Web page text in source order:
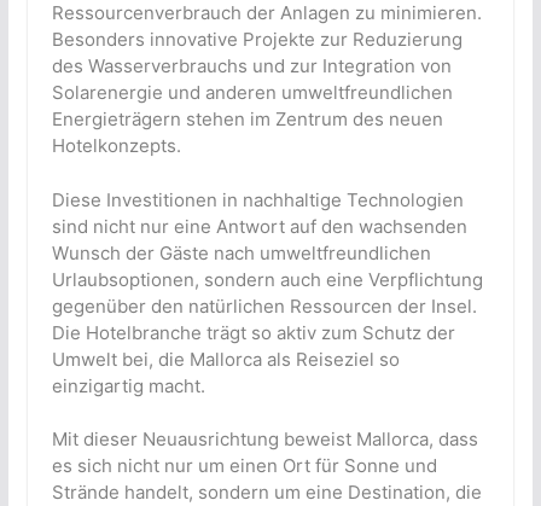
Ressourcenverbrauch der Anlagen zu minimieren.
Besonders innovative Projekte zur Reduzierung
des Wasserverbrauchs und zur Integration von
Solarenergie und anderen umweltfreundlichen
Energieträgern stehen im Zentrum des neuen
Hotelkonzepts.
Diese Investitionen in nachhaltige Technologien
sind nicht nur eine Antwort auf den wachsenden
Wunsch der Gäste nach umweltfreundlichen
Urlaubsoptionen, sondern auch eine Verpflichtung
gegenüber den natürlichen Ressourcen der Insel.
Die Hotelbranche trägt so aktiv zum Schutz der
Umwelt bei, die Mallorca als Reiseziel so
einzigartig macht.
Mit dieser Neuausrichtung beweist Mallorca, dass
es sich nicht nur um einen Ort für Sonne und
Strände handelt, sondern um eine Destination, die